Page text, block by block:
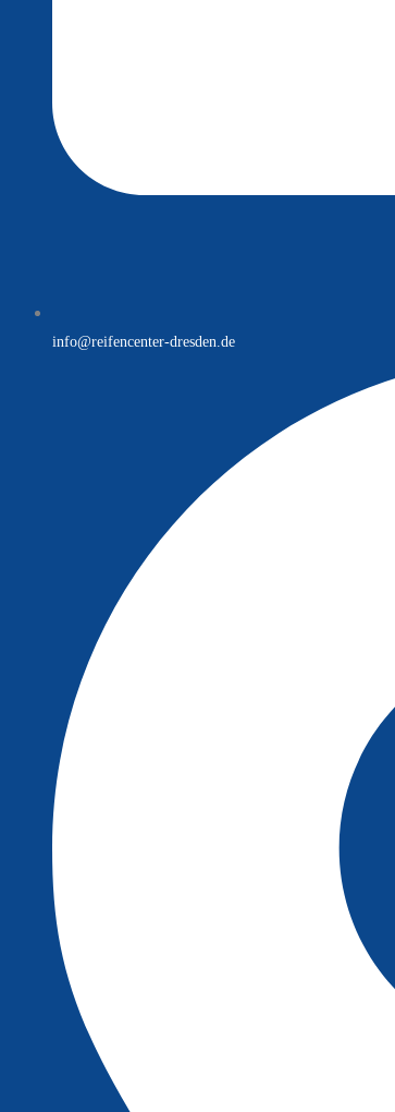
info@reifencenter-dresden.de